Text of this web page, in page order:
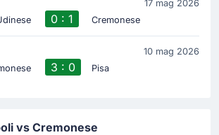
17 mag 2026
0 : 1 Cremonese
10 mag 2026
3 : 0 Pisa
vs Cremonese